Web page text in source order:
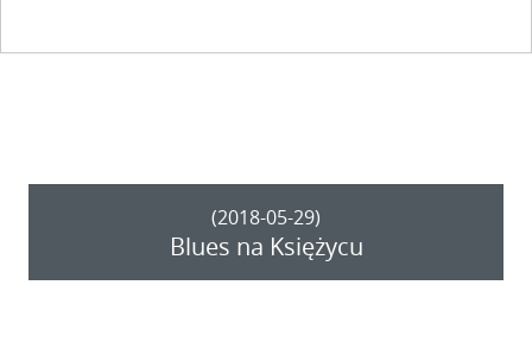
(2018-05-29)
Blues na Księżycu